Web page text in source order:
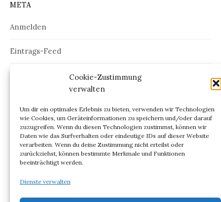
Cookie-Zustimmung
verwalten
Um dir ein optimales Erlebnis zu bieten, verwenden wir Technologien
wie Cookies, um Geräteinformationen zu speichern und/oder darauf
zuzugreifen. Wenn du diesen Technologien zustimmst, können wir
Daten wie das Surfverhalten oder eindeutige IDs auf dieser Website
verarbeiten. Wenn du deine Zustimmung nicht erteilst oder
zurückziehst, können bestimmte Merkmale und Funktionen
beeinträchtigt werden.
Dienste verwalten
META
Anmelden
Eintrags-Feed
Kommentar-Feed
ARCHIV
Archiv